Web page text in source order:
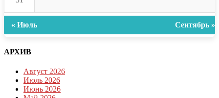
« Июль Сентябрь »
АРХИВ
Август 2026
Июль 2026
Июнь 2026